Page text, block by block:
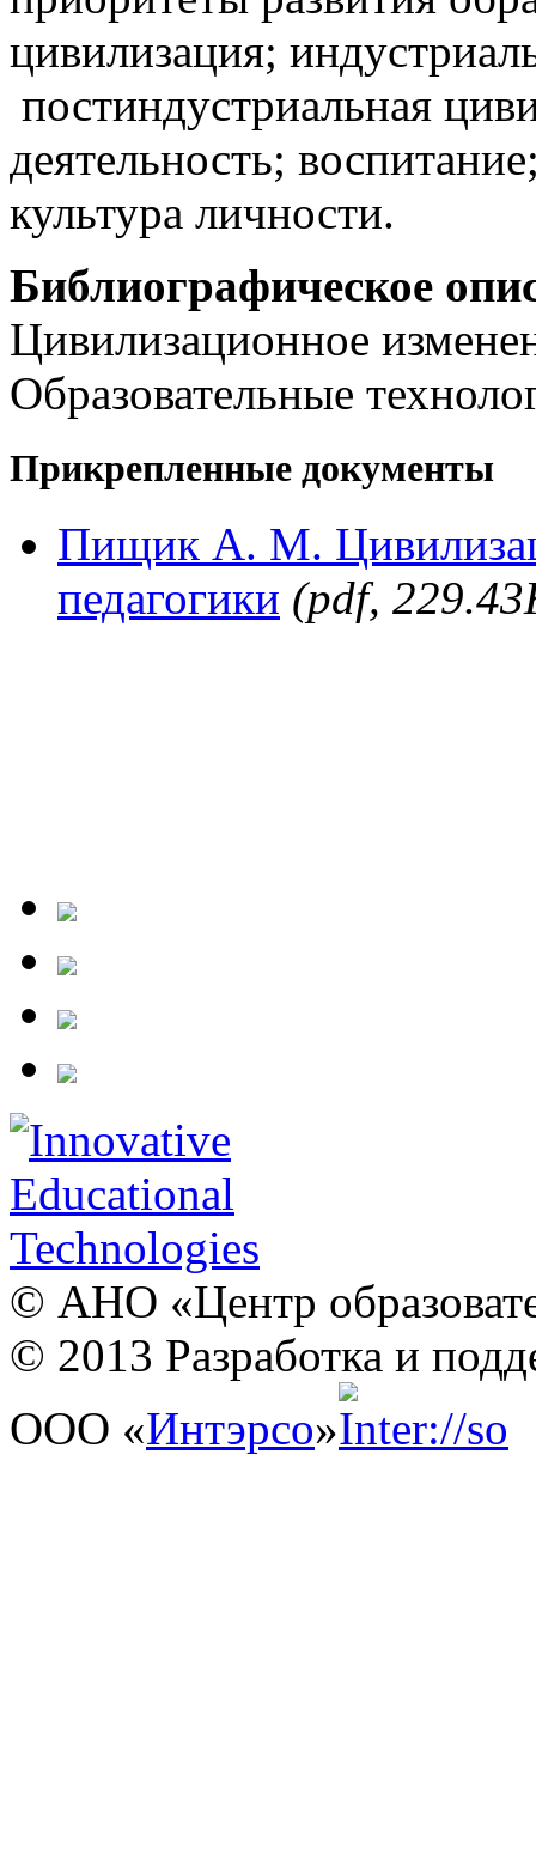
цивилизация;
постиндустриальная
деятельность;
культура личности.
Библиографическое
Цивилизационное
Образовательные
Прикрепленные документы
Пищик А. М.
педагогики (pdf,
© АНО «Центр
© 2013 Разработка и
ООО «Интэрсо»